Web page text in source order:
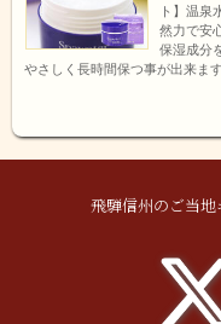
ト】温泉
然力で安
保湿成分
やさしく長時間保つ事が出来ます
飛騨信州のご当地